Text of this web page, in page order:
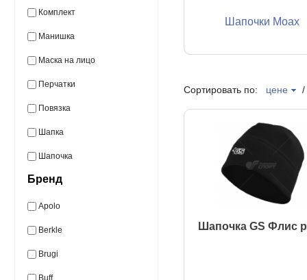
Комплект
Манишка
Маска на лицо
Перчатки
Повязка
Шапка
Шапочка
Бренд
Apolo
Berkle
Brugi
Buff
Шапочки Moax
Сортировать по: цене
Шапочка GS Флис